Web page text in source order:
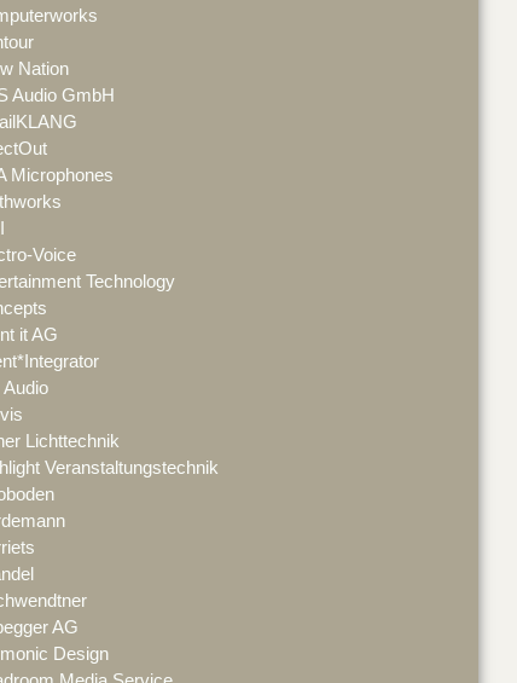
Nation
Audio GmbH
Microphones
Voice
Technology
it AG
Audio
Lichttechnik
Veranstaltungstechnik
AG
Design